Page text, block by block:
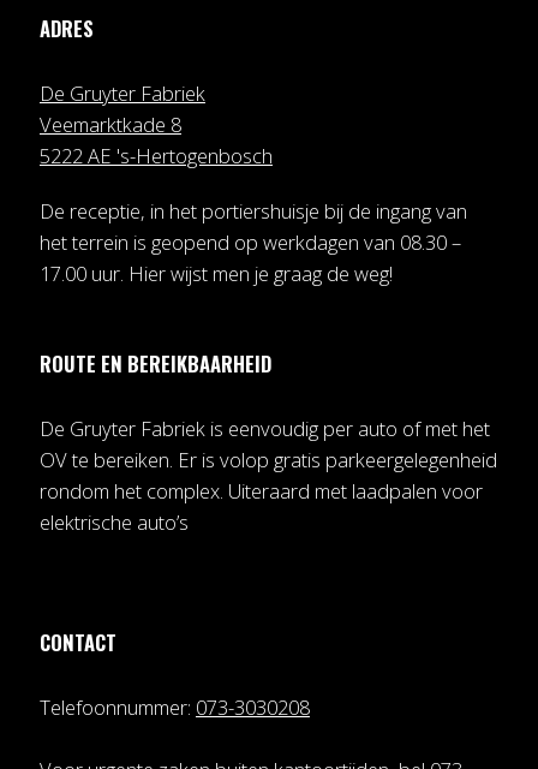
ADRES
De Gruyter Fabriek
Veemarktkade 8
5222 AE 's-Hertogenbosch
De receptie, in het portiershuisje bij de ingang van
het terrein is geopend op werkdagen van 08.30 –
17.00 uur. Hier wijst men je graag de weg!
ROUTE EN BEREIKBAARHEID
De Gruyter Fabriek is eenvoudig per auto of met het
OV te bereiken. Er is volop gratis parkeergelegenheid
rondom het complex. Uiteraard met laadpalen voor
elektrische auto’s
CONTACT
Telefoonnummer: 073-3030208